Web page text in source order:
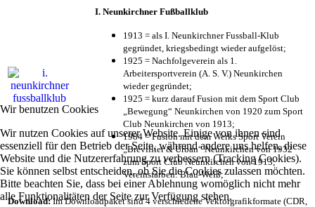
Wir benutzen Cookies
Wir nutzen Cookies auf unserer Website. Einige von ihnen sind
essenziell für den Betrieb der Seite, während andere uns helfen, diese
Website und die Nutzererfahrung zu verbessern (Tracking Cookies).
Sie können selbst entscheiden, ob Sie die Cookies zulassen möchten.
Bitte beachten Sie, dass bei einer Ablehnung womöglich nicht mehr
alle Funktionalitäten der Seite zur Verfügung stehen.
I. Neunkirchner Fußballklub
1913 = als I. Neunkirchner Fussball-Klub
gegründet, kriegsbedingt wieder aufgelöst;
1925 = Nachfolgeverein als 1.
Arbeitersportverein (A. S. V.) Neunkirchen
wieder gegründet;
1925 = kurz darauf Fusion mit dem Sport Club
„Bewegung“ Neunkirchen von 1920 zum Sport
Club Neunkirchen von 1913;
1984 = Fusion mit dem Werks Sport Verein
„Brevillier & Urban“ Neunkirchen von 1932
zum Sport Club Neunkirchen von 1913;
Vereinsfarben: Blau-Weiß;
Download:Im Downloadpaket sind 4 verschiedene Vektorgrafikformate (CDR,